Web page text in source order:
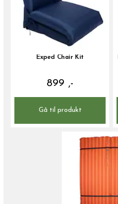
Exped Chair Kit
899 ,-
Gå til produkt